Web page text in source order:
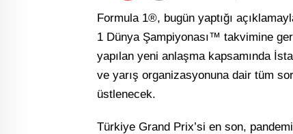
Formula 1®, bugün yaptığı
1 Dünya Şampiyonası™ takvimine
yapılan yeni anlaşma kapsamında
ve yarış organizasyonuna dair tüm
üstlenecek.
Türkiye Grand Prix’si en son,